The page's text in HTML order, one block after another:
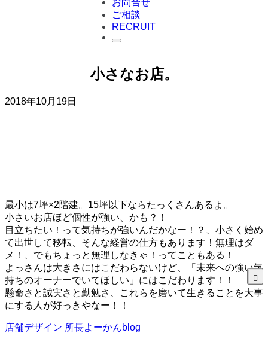
お問合せ
ご相談
RECRUIT
小さなお店。
2018年10月19日
最小は7坪×2階建。15坪以下ならたっくさんあるよ。
小さいお店ほど個性が強い、かも？！
目立ちたい！って気持ちが強いんだかなー！？、小さく始め
て出世して移転、そんな経営の仕方もあります！無理はダ
メ！、でもちょっと無理しなきゃ！ってこともある！
よっさんは大きさにはこだわらないけど、「未来への強い気
持ちのオーナーでいてほしい」にはこだわります！！
懸命さと誠実さと勤勉さ、これらを磨いて生きることを大事
にする人が好っきやなー！！
店舗デザイン 所長よーかんblog